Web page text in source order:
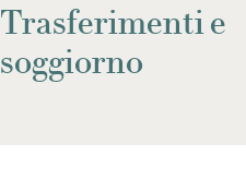
Trasferimenti e
soggiorno